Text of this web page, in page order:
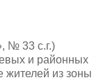
№ 33 с.г.)
и районных
жителей из зоны